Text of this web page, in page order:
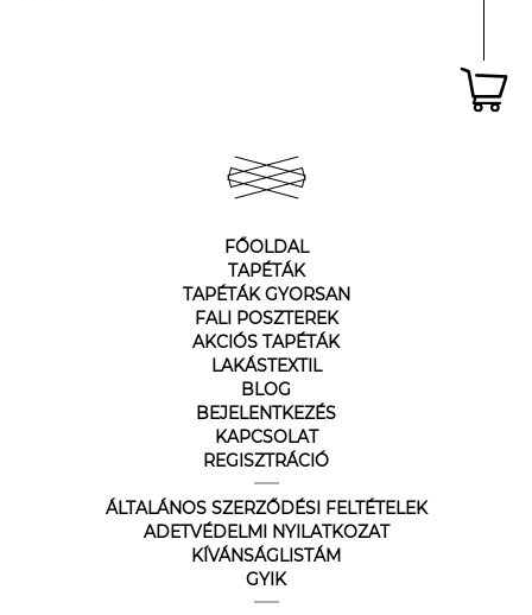
FŐOLDAL
TAPÉTÁK
TAPÉTÁK GYORSAN
FALI POSZTEREK
AKCIÓS TAPÉTÁK
LAKÁSTEXTIL
BLOG
BEJELENTKEZÉS
KAPCSOLAT
REGISZTRÁCIÓ
ÁLTALÁNOS SZERZŐDÉSI FELTÉTELEK
ADETVÉDELMI NYILATKOZAT
KÍVÁNSÁGLISTÁM
GYIK